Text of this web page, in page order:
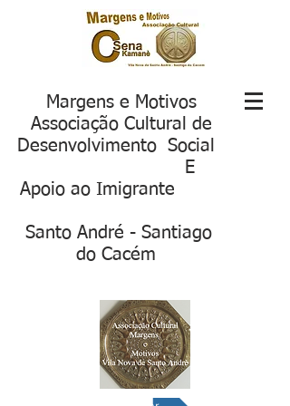
Margens e Motivos
Associação Cultural de
Desenvolvimento Social
E
Apoio ao Imigrante
Santo André - Santiago
do Cacém